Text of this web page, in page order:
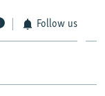
Follow us